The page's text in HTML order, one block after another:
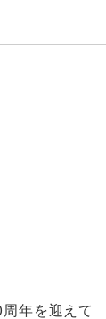
年を迎えて